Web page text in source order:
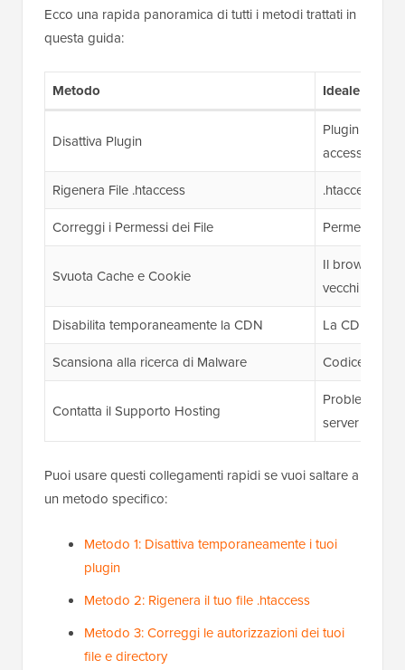
Ecco una rapida panoramica di tutti i metodi trattati in
questa guida:
Metodo Ideale per
Disattiva Plugin
Plugin di
accesso
Rigenera File .htaccess
.htaccess
Correggi i Permessi dei File
Permessi
Svuota Cache e Cookie
Il browser o
vecchi
Disabilita temporaneamente la CDN
La CDN
Scansiona alla ricerca di Malware
Codice
Contatta il Supporto Hosting
Problemi di
server
Puoi usare questi collegamenti rapidi se vuoi saltare a
un metodo specifico:
Metodo 1: Disattiva temporaneamente i tuoi
plugin
Metodo 2: Rigenera il tuo file .htaccess
Metodo 3: Correggi le autorizzazioni dei tuoi
file e directory